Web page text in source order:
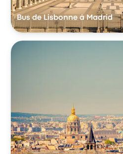
Bus de Lisbonne à Madrid